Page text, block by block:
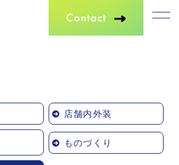
店舗内外装
ものづくり